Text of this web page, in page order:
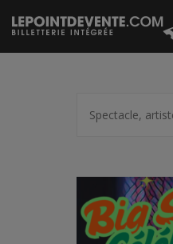
Passer
au
contenu
artiste,
lieu...